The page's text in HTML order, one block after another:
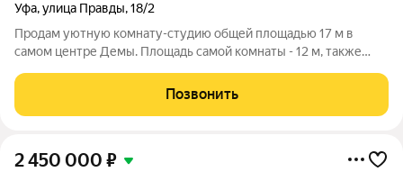
Уфа,улица Правды,18/2
Продам уютную комнату-студию общей площадью 17 м в
самом центре Демы. Площадь самой комнаты - 12 м, также
новые обои, на полу ламинат, натяжные потолки, пластиковое
окно, проводка заменена. Окно
Позвонить
2 450 000 ₽